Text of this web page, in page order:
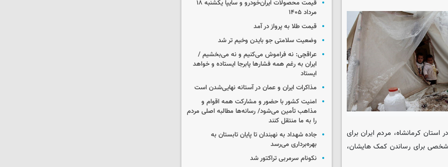
نقل از میزان، پس از زمین لرزه ۷.۳ ریشتری در استان کرمانشاه، مردم ایران برای
شخصی برای رساندن کمک هایشان،
قیمت محصولات ایران‌خودرو و سایپا یکشنبه ۱۸
مرداد ۱۴۰۵
قیمت طلا به پرواز در آمد
وضعیت سلامتی جو بایدن وخیم تر شد
عراقچی: نه فراموش می‌کنیم و نه می‌بخشیم /
ایران به رغم همه فشارها پابرجا ایستاده و خواهد
ایستاد
مذاکرات ایران و عمان در آستانه نهایی‌شدن است
امنیت کشور با حضور و مشارکت همه اقوام و
مذاهب تأمین می‌شود/ رسانه‌ها مطالبه اصلی مردم
را به ما منتقل کنند
جاده شهداد به نهبندان تا پایان تابستان به
بهره‌برداری می‌رسد
نکونام سرمربی تراکتور شد